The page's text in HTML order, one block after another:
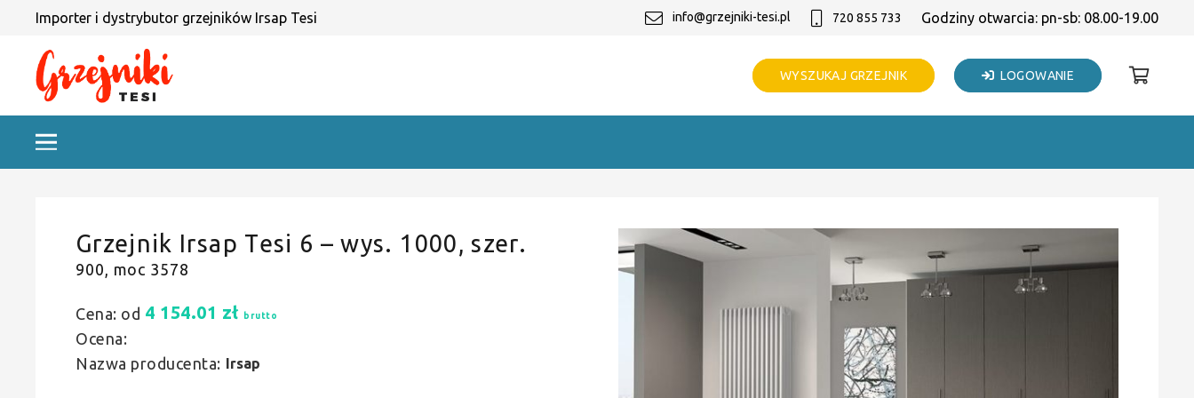
Importer i dystrybutor grzejników Irsap Tesi info@grzejniki-tesi.pl 720 855 733 Godziny otwarcia: pn-sb: 08.00-19.00
WYSZUKAJ GRZEJNIK LOGOWANIE
Grzejnik Irsap Tesi 6 – wys. 1000, szer.
900, moc 3578
Cena: od 4 154.01 zł brutto
Ocena:
Nazwa producenta: Irsap